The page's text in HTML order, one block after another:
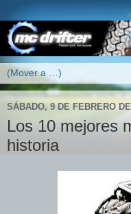
SÁBADO, 9 DE FEBRERO
Los 10 mejores
historia